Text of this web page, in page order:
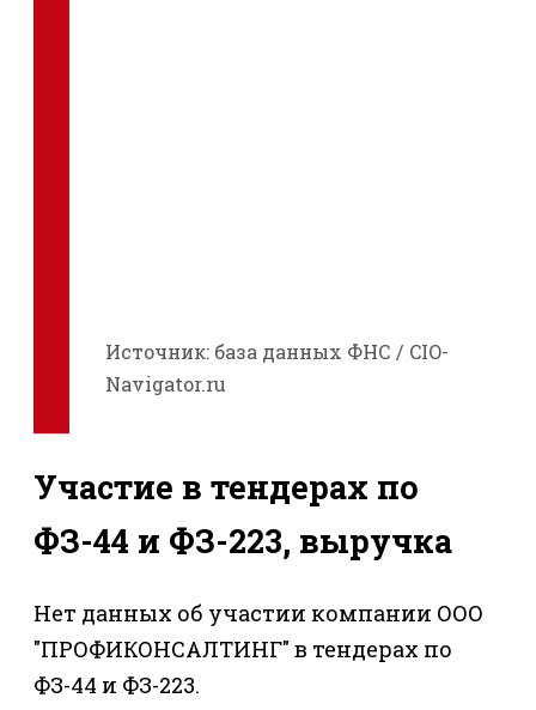
Источник: база данных ФНС / CIO-
Navigator.ru
Участие в тендерах по
ФЗ-44 и ФЗ-223, выручка
Нет данных об участии компании ООО
"ПРОФИКОНСАЛТИНГ" в тендерах по
ФЗ-44 и ФЗ-223.